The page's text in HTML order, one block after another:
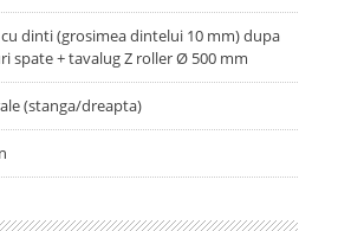
dinti (grosimea dintelui 10 mm) dupa
spate + tavalug Z roller Ø 500 mm
(stanga/dreapta)